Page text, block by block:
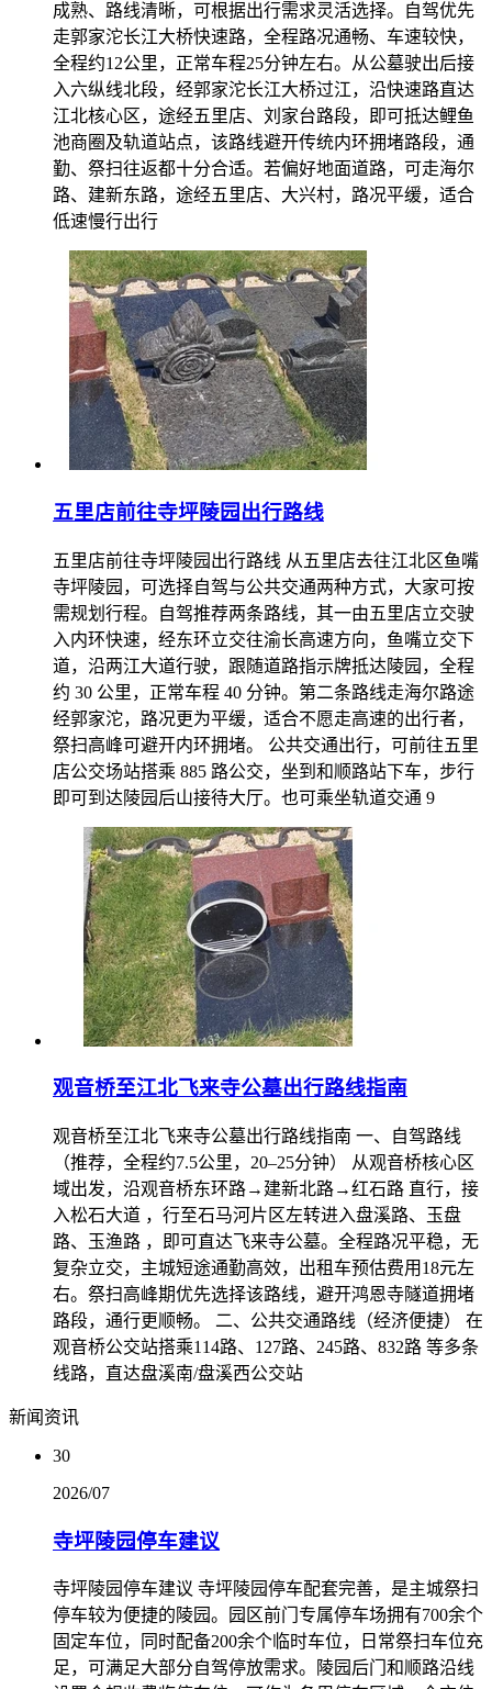
成熟、路线清晰，可根据出行需求灵活选择。自驾优先
走郭家沱长江大桥快速路，全程路况通畅、车速较快，
全程约12公里，正常车程25分钟左右。从公墓驶出后接
入六纵线北段，经郭家沱长江大桥过江，沿快速路直达
江北核心区，途经五里店、刘家台路段，即可抵达鲤鱼
池商圈及轨道站点，该路线避开传统内环拥堵路段，通
勤、祭扫往返都十分合适。若偏好地面道路，可走海尔
路、建新东路，途经五里店、大兴村，路况平缓，适合
低速慢行出行
五里店前往寺坪陵园出行路线
五里店前往寺坪陵园出行路线 从五里店去往江北区鱼嘴
寺坪陵园，可选择自驾与公共交通两种方式，大家可按
需规划行程。自驾推荐两条路线，其一由五里店立交驶
入内环快速，经东环立交往渝长高速方向，鱼嘴立交下
道，沿两江大道行驶，跟随道路指示牌抵达陵园，全程
约 30 公里，正常车程 40 分钟。第二条路线走海尔路途
经郭家沱，路况更为平缓，适合不愿走高速的出行者，
祭扫高峰可避开内环拥堵。 公共交通出行，可前往五里
店公交场站搭乘 885 路公交，坐到和顺路站下车，步行
即可到达陵园后山接待大厅。也可乘坐轨道交通 9
观音桥至江北飞来寺公墓出行路线指南
观音桥至江北飞来寺公墓出行路线指南 一、自驾路线
（推荐，全程约7.5公里，20–25分钟） 从观音桥核心区
域出发，沿观音桥东环路→建新北路→红石路 直行，接
入松石大道 ，行至石马河片区左转进入盘溪路、玉盘
路、玉渔路 ，即可直达飞来寺公墓。全程路况平稳，无
复杂立交，主城短途通勤高效，出租车预估费用18元左
右。祭扫高峰期优先选择该路线，避开鸿恩寺隧道拥堵
路段，通行更顺畅。 二、公共交通路线（经济便捷） 在
观音桥公交站搭乘114路、127路、245路、832路 等多条
线路，直达盘溪南/盘溪西公交站
新闻资讯
30
2026/07
寺坪陵园停车建议
寺坪陵园停车建议 寺坪陵园停车配套完善，是主城祭扫
停车较为便捷的陵园。园区前门专属停车场拥有700余个
固定车位，同时配备200余个临时车位，日常祭扫车位充
足，可满足大部分自驾停放需求。陵园后门和顺路沿线